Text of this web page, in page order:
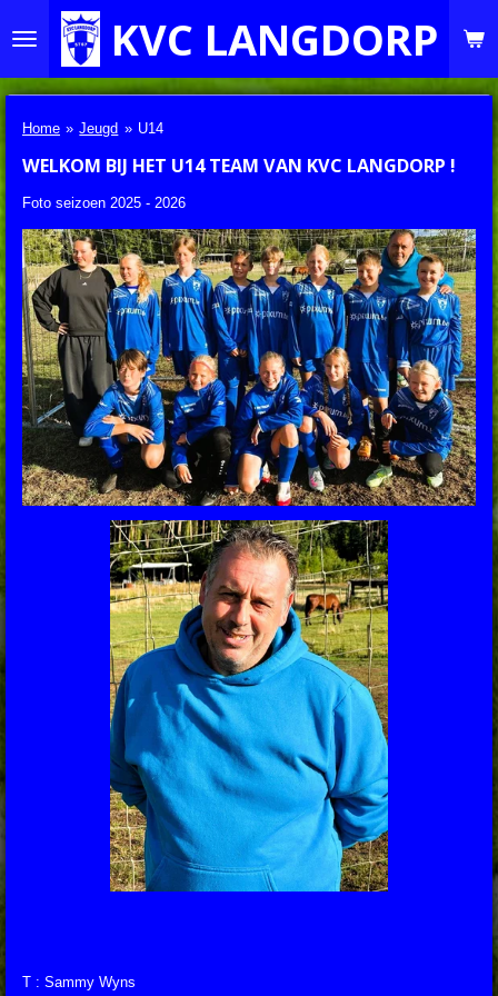
direct
de
KVC LANGDORP
Home » Jeugd » U14
WELKOM BIJ HET U14 TEAM VAN KVC LANGDORP !
Foto seizoen 2025 - 2026
T : Sammy Wyns